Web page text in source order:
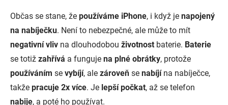
Občas se stane, že používáme iPhone, i když je napojený
na nabíječku. Není to nebezpečné, ale může to mít
negativní vliv na dlouhodobou životnost baterie. Baterie
se totiž zahřívá a funguje na plné obrátky, protože
používáním se vybíjí, ale zároveň se nabíjína nabíječce,
takže pracuje 2x více. Je lepší počkat, až se telefon
nabije, a poté ho používat.